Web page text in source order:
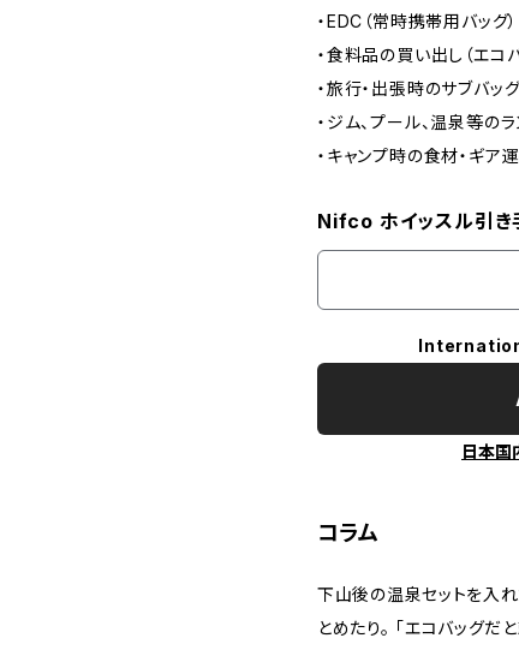
・EDC（常時携帯用バッグ）
・食料品の買い出し（エコバ
・旅行・出張時のサブバッ
・ジム、プール、温泉等の
・キャンプ時の食材・ギア
Nifco ホイッスル引き
日本国
コラム
下山後の温泉セットを入
とめたり。 「エコバッグだ